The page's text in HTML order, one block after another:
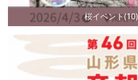
桜イベント(10)